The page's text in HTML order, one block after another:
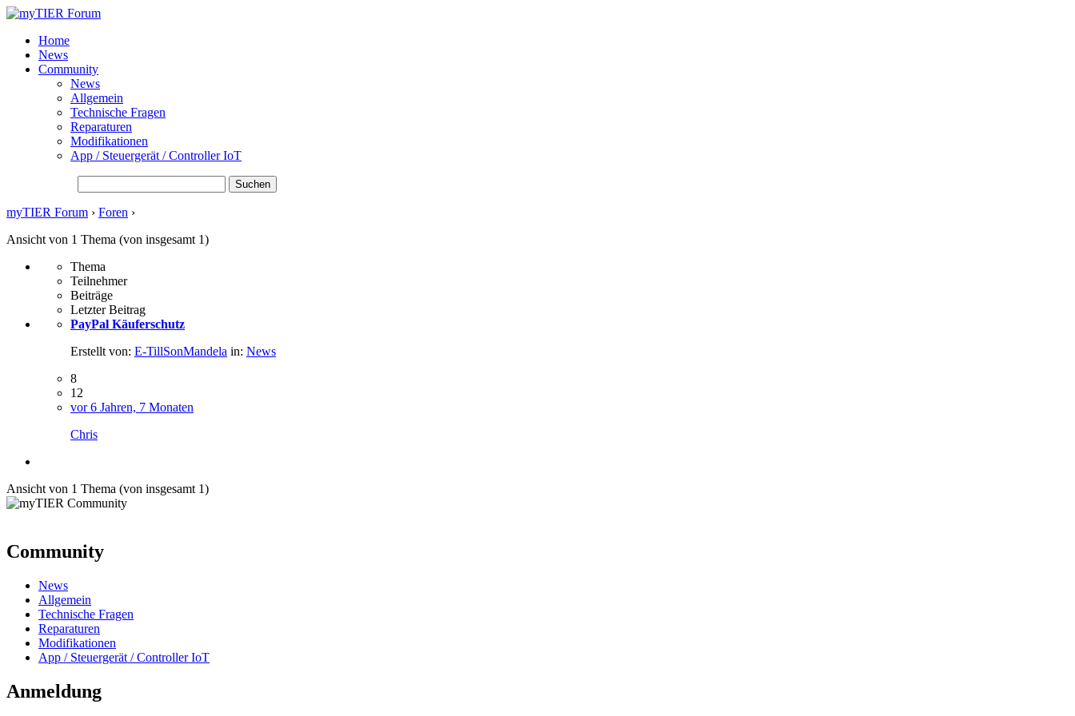
Home
News
Community
News
Allgemein
Technische Fragen
Reparaturen
Modifikationen
App / Steuergerät / Controller IoT
myTIER Forum › Foren ›
Ansicht von 1 Thema (von insgesamt 1)
Thema
Teilnehmer
Beiträge
Letzter Beitrag
PayPal Käuferschutz
Erstellt von: E-TillSonMandela in: News
8
12
vor 6 Jahren, 7 Monaten
Chris
Ansicht von 1 Thema (von insgesamt 1)
Community
News
Allgemein
Technische Fragen
Reparaturen
Modifikationen
App / Steuergerät / Controller IoT
Anmeldung